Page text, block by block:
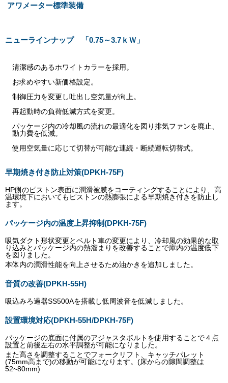
アワメーター標準装備
ニューラインナップ 「0.75～3.7ｋＷ」
清潔感のあるホワイトカラーを採用。
お求めやすい新価格設定。
制御圧力を変更し吐出し空気量が向上。
再起動時の負荷低減方式を変更。
パッケージ内の冷却風の流れの最適化を図り排気ファンを廃止、
動力費を低減。
使用空気量に応じて切替が可能な連続・断続運転切替式。
早期焼き付き防止対策(DPKH-75F)
HP側のピストン表面に潤滑被膜をコーティングすることにより、高
温環境下においてもピストンの熱膨張による早期焼き付きを防止し
ます。
パッケージ内の温度上昇抑制(DPKH-75F)
吸気ダクト形状変更とベルト車の変更により、冷却風の効果的な取
り込みとパッケージ内の熱溜まりを改善することで庫内の温度低下
を図りました。
本体内の潤滑性能を向上させるため油かきを追加しました。
音質の改善(DPKH-55H)
吸込みろ過器SS500Aを搭載し低周波音を低減しました。
設置環境対応(DPKH-55H/DPKH-75F)
パッケージの底面に付属のアジャスタボルトを使用することで４点
設置と前後左右の水平調整が可能になりました。
また高さを調整することでフォークリフト、キャッチパレット
(75mm高まで)の移動が可能になります。(床からの隙間調整は
52~80mm)